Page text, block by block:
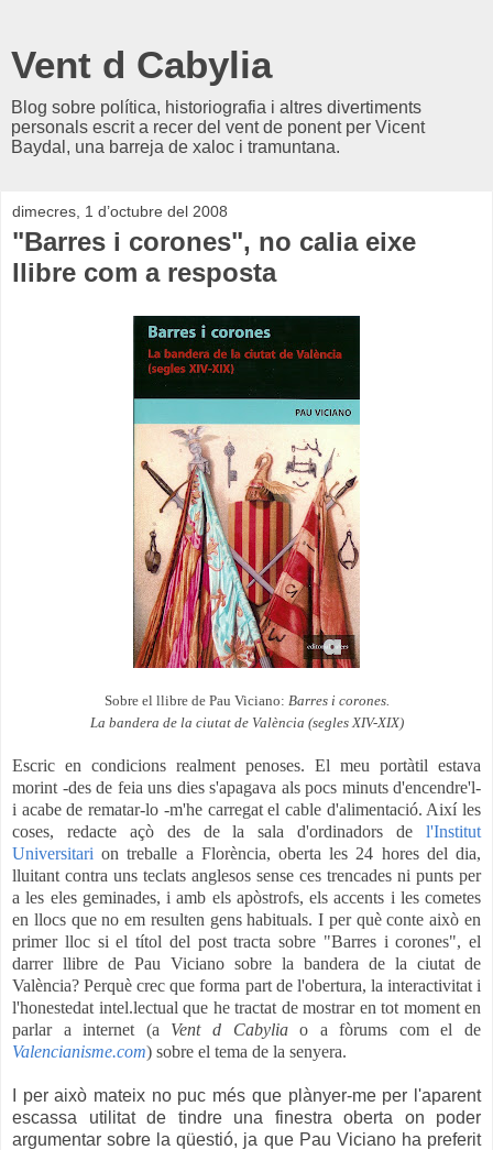
Vent d Cabylia
Blog sobre política, historiografia i altres divertiments
personals escrit a recer del vent de ponent per Vicent
Baydal, una barreja de xaloc i tramuntana.
dimecres, 1 d’octubre del 2008
"Barres i corones", no calia eixe
llibre com a resposta
Sobre el llibre de Pau Viciano: Barres i corones.
La bandera de la ciutat de València (segles XIV-XIX)
Escric en condicions realment penoses. El meu portàtil estava
morint -des de feia uns dies s'apagava als pocs minuts d'encendre'l-
i acabe de rematar-lo -m'he carregat el cable d'alimentació. Així les
coses, redacte açò des de la sala d'ordinadors de l'Institut
Universitari on treballe a Florència, oberta les 24 hores del dia,
lluitant contra uns teclats anglesos sense ces trencades ni punts per
a les eles geminades, i amb els apòstrofs, els accents i les cometes
en llocs que no em resulten gens habituals. I per què conte això en
primer lloc si el títol del post tracta sobre "Barres i corones", el
darrer llibre de Pau Viciano sobre la bandera de la ciutat de
València? Perquè crec que forma part de l'obertura, la interactivitat i
l'honestedat intel.lectual que he tractat de mostrar en tot moment en
parlar a internet (a Vent d Cabyliao a fòrums com el de
Valencianisme.com) sobre el tema de la senyera.
I per això mateix no puc més que plànyer-me per l'aparent
escassa utilitat de tindre una finestra oberta on poder
argumentar sobre la qüestió, ja que Pau Viciano ha preferit